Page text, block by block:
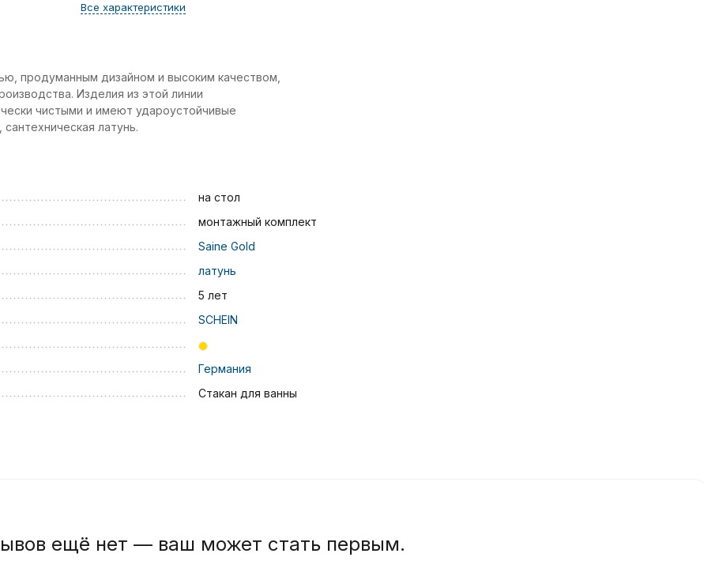
Все характеристики
продуманным дизайном и высоким качеством,
Изделия из этой линии
чистыми и имеют удароустойчивые
латунь.
на стол
монтажный комплект
Saine Gold
латунь
5 лет
SCHEIN
Германия
Стакан для ванны
ещё нет — ваш может стать первым.